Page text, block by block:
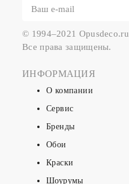
© 1994–2021 Opusdeco.ru
Все права защищены.
ИНФОРМАЦИЯ
О компании
Сервис
Бренды
Обои
Краски
Шоурумы